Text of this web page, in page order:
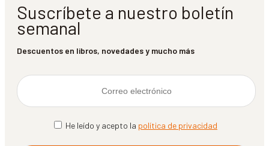
Suscríbete a nuestro boletín
semanal
Descuentos en libros, novedades y mucho más
He leído y acepto la política de privacidad